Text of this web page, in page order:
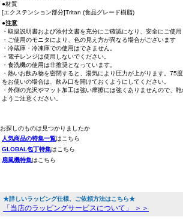
●材質
[エクステンション部分]Tritan (食品グレード樹脂)
●注意
・取扱説明書および添付文書を充分にご確認になり、安全にご使
・ご使用のモニタにより、色の見え方が異なる場合がございます
・冷蔵庫・冷凍庫での使用はできません。
・電子レンジは使用しないでください。
・食洗機の使用は非推奨となっています。
・熱いお飲み物を密閉すると、湯気により圧力が上がります。75
をお使いの場合は、飲み口を開けておくようにしてください。
・外側の光沢やマット加工は強い摩擦には強くありませんので、
ようご注意ください。
お探しのものは見つかりましたか
人気商品の特集一覧はこちら
GLOBAL包丁特集はこちら
扇風機特集はこちら
★詳しいラッピング仕様、ご依頼方法はこちら★
「当店のラッピングサービスについて」 ＞＞